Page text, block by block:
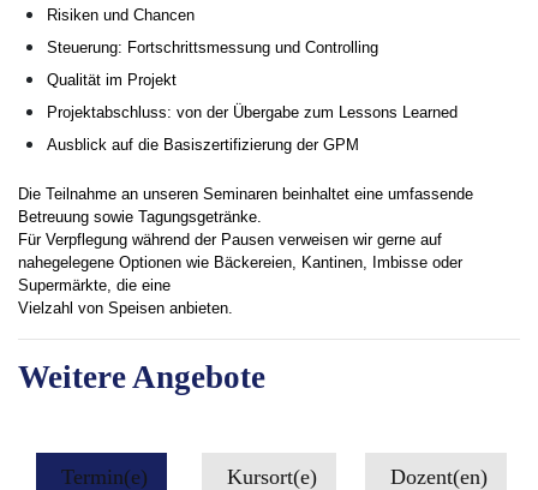
Risiken und Chancen
Steuerung: Fortschrittsmessung und Controlling
Qualität im Projekt
Projektabschluss: von der Übergabe zum Lessons Learned
Ausblick auf die Basiszertifizierung der GPM
Die Teilnahme an unseren Seminaren beinhaltet eine umfassende
Betreuung sowie Tagungsgetränke.
Für Verpflegung während der Pausen verweisen wir gerne auf
nahegelegene Optionen wie Bäckereien, Kantinen, Imbisse oder
Supermärkte, die eine
Vielzahl von Speisen anbieten.
Weitere Angebote
Termin(e) Kursort(e) Dozent(en)